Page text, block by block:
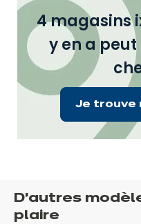
4 magasins
y en a
Je trouve
D’autres
plaire